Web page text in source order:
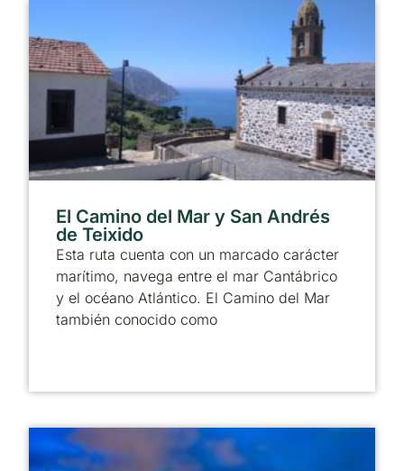
El Camino del Mar y San Andrés
de Teixido
Esta ruta cuenta con un marcado carácter
marítimo, navega entre el mar Cantábrico
y el océano Atlántico. El Camino del Mar
también conocido como